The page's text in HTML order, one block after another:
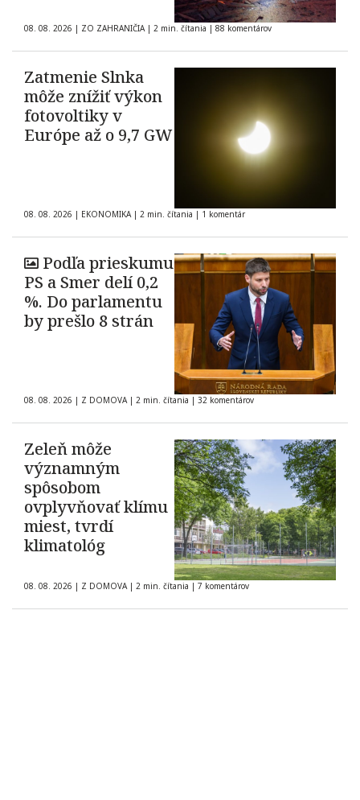
08. 08. 2026 | ZO ZAHRANIČIA | 2 min. čítania | 88 komentárov
Zatmenie Slnka
môže znížiť výkon
fotovoltiky v
Európe až o 9,7 GW
08. 08. 2026 | EKONOMIKA | 2 min. čítania | 1 komentár
Podľa prieskumu
PS a Smer delí 0,2
%. Do parlamentu
by prešlo 8 strán
08. 08. 2026 | Z DOMOVA | 2 min. čítania | 32 komentárov
Zeleň môže
významným
spôsobom
ovplyvňovať klímu
miest, tvrdí
klimatológ
08. 08. 2026 | Z DOMOVA | 2 min. čítania | 7 komentárov